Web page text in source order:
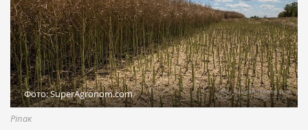
Фото: SuperAgronom.com
Ріпак